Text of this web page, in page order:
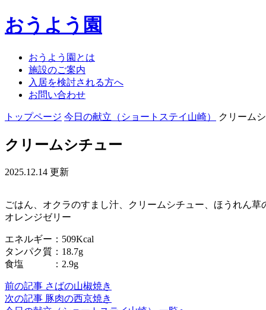
おうよう園
おうよう園とは
施設のご案内
入居を検討される方へ
お問い合わせ
トップページ 今日の献立（ショートステイ山崎） クリーム
クリームシチュー
2025.12.14 更新
ごはん、オクラのすまし汁、クリームシチュー、ほうれん草
オレンジゼリー
エネルギー：509Kcal
タンパク質：18.7g
食塩 ：2.9g
前の記事 さばの山椒焼き
次の記事 豚肉の西京焼き